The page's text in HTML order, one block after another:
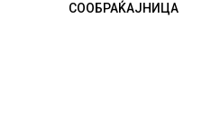
СООБРАЌАЈНИЦА